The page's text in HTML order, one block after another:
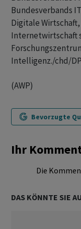
Bundesverbands
Digitale
Internetwirtschaft
Intelligenz./chd/
(AWP)
Bevorzugte
Ihr
Die
DAS KÖNNTE SIE